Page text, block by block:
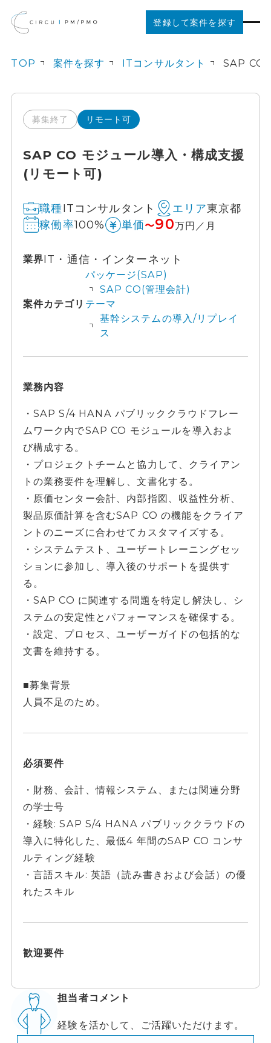
登録して案件を探す
ご利用の流れ
お役立ちコンテンツ
TOP 案件を探す ITコンサルタント
募集終了 リモート可
SAP CO モジュール導入・構成支援
(リモート可)
職種ITコンサルタント エリア東京都
稼働率100% 単価〜90万円／月
業界IT・通信・インターネット
案件カテゴリ
パッケージ(SAP)
SAP CO(管理会計)
テーマ
基幹システムの導入/リプレイ
ス
業務内容
・SAP S/4 HANA パブリッククラウドフレー
ムワーク内でSAP CO モジュールを導入およ
び構成する。
・プロジェクトチームと協力して、クライアン
トの業務要件を理解し、文書化する。
・原価センター会計、内部指図、収益性分析、
製品原価計算を含むSAP CO の機能をクライア
ントのニーズに合わせてカスタマイズする。
・システムテスト、ユーザートレーニングセッ
ションに参加し、導入後のサポートを提供す
る。
・SAP CO に関連する問題を特定し解決し、シ
ステムの安定性とパフォーマンスを確保する。
・設定、プロセス、ユーザーガイドの包括的な
文書を維持する。
■募集背景
人員不足のため。
必須要件
・財務、会計、情報システム、または関連分野
の学士号
・経験: SAP S/4 HANA パブリッククラウドの
導入に特化した、最低4 年間のSAP CO コンサ
ルティング経験
・言語スキル: 英語（読み書きおよび会話）の優
れたスキル
歓迎要件
担当者コメント
経験を活かして、ご活躍いただけます。